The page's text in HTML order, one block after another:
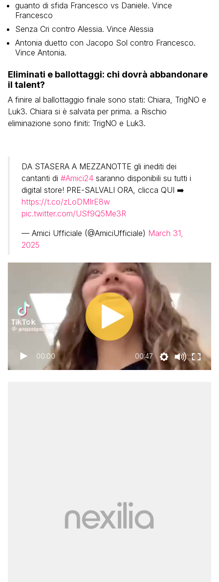
guanto di sfida Francesco vs Daniele. Vince
Francesco
Senza Cri contro Alessia. Vince Alessia
Antonia duetto con Jacopo Sol contro Francesco.
Vince Antonia.
Eliminati e ballottaggi: chi dovrà abbandonare
il talent?
A finire al ballottaggio finale sono stati: Chiara, TrigNO e
Luk3. Chiara si è salvata per prima. a Rischio
eliminazione sono finiti: TrigNO e Luk3.
DA STASERA A MEZZANOTTE gli inediti dei
cantanti di #Amici24 saranno disponibili su tutti i
digital store! PRE-SALVALI ORA, clicca QUI ➡️
https://t.co/zLoDMIrE8w
pic.twitter.com/USf9Q5Me3R
— Amici Ufficiale (@AmiciUfficiale) March 31,
2025
00:00 00:47